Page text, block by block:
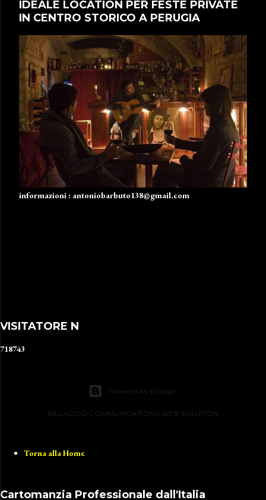
IDEALE LOCATION PER FESTE PRIVATE
IN CENTRO STORICO A PERUGIA
informazioni : antoniobarbuto138@gmail.com
VISITATORE N
718743
Powered by Blogger
BILLACCIO COMMUNICATIONS WEB SOLUTION
Torna alla Home
Cartomanzia Professionale dall'Italia